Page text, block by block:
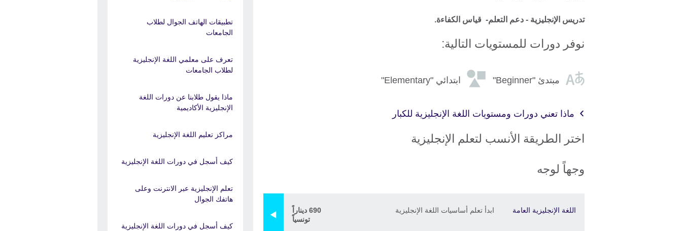
تدريس الإنجليزية - دعم التعلم- قياس الكفاءة.
نوفر دورات للمستويات التالية:
مبتدئ "Beginner" ابتدائي "Elementary"
ماذا تعني دورات ومستويات اللغة الإنجليزية للكبار
اختر الطريقة الأنسب لتعلم الإنجليزية
وجهاً لوجه
اللغة الإنجليزية العامة
Description
ابدأ تعلم أساسيات اللغة الإنجليزية
الموقع
Price
690 ديناراً
تونسياً
تطبيقات الهاتف الجوال لطلاب
الجامعات
تعرف على معلمي اللغة الإنجليزية
لطلاب الجامعات
ماذا يقول طلابنا عن دورات اللغة
الإنجليزية الأكاديمية
مراكز تعليم اللغة الإنجليزية
كيف أسجل في دورات اللغة الإنجليزية
تعلم الإنجليزية عبر الانترنت وعلى
هاتفك الجوال
كيف أسجل في دورات اللغة الإنجليزية